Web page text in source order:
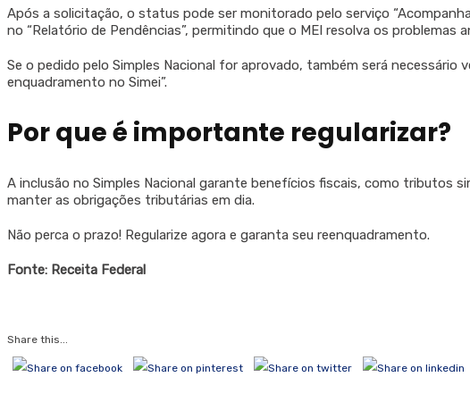
Após a solicitação, o status pode ser monitorado pelo serviço
no “Relatório de Pendências”, permitindo que o MEI resolva os problemas
Se o pedido pelo Simples Nacional for aprovado, também será
enquadramento no Simei”.
Por que é importante regularizar?
A inclusão no Simples Nacional garante benefícios fiscais, como tributos
manter as obrigações tributárias em dia.
Não perca o prazo! Regularize agora e garanta seu reenquadramento.
Fonte: Receita Federal
Share this...